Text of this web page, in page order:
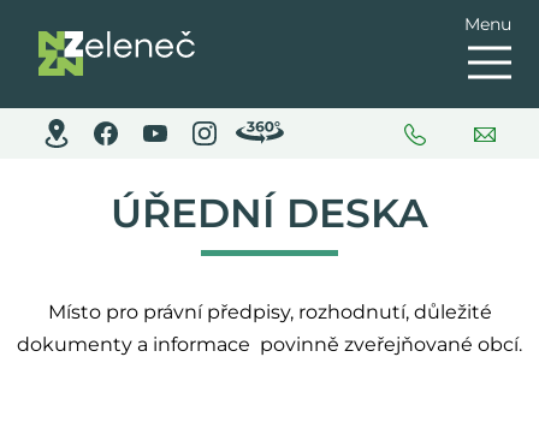
Menu
ÚŘEDNÍ DESKA
Místo pro právní předpisy, rozhodnutí, důležité
dokumenty a informace povinně zveřejňované obcí.